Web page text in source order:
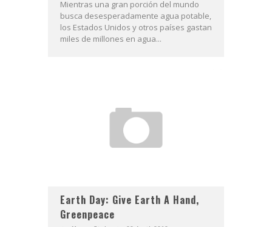
Mientras una gran porción del mundo
busca desesperadamente agua potable,
los Estados Unidos y otros países gastan
miles de millones en agua...
Earth Day: Give Earth A Hand,
Greenpeace